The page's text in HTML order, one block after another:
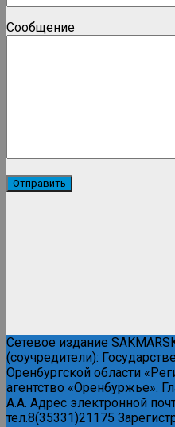
Сообщение
Сетевое издание
(соучредители):
Оренбургской области
агентство «Оренбуржье».
А.А. Адрес электронной
тел.8(35331)21175